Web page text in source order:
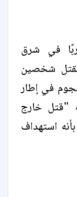
في شرق
شخصين
في إطار
"قتل خارج
استهداف